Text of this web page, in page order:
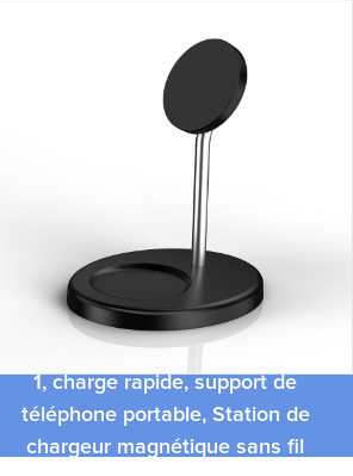
Support de chargeur sans fil tout-en-
1, charge rapide, support de
téléphone portable, Station de
chargeur magnétique sans fil